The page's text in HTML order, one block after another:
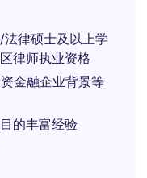
律硕士及以上学
律师执业资格
金融企业背景等
的丰富经验